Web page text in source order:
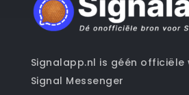
Signalapp.nl is géén officiële
Signal Messenger